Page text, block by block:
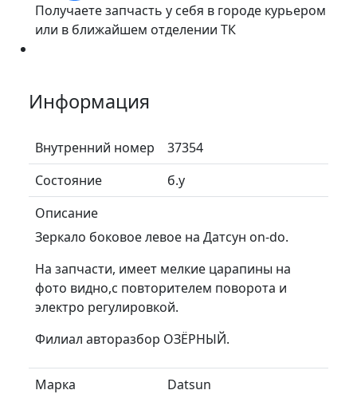
Получаете запчасть у себя в городе курьером
или в ближайшем отделении ТК
Информация
Внутренний номер
37354
Состояние
б.у
Описание
Зеркало боковое левое на Датсун on-do.
На запчасти, имеет мелкие царапины на
фото видно,с повторителем поворота и
электро регулировкой.
Филиал авторазбор ОЗЁРНЫЙ.
Марка
Datsun